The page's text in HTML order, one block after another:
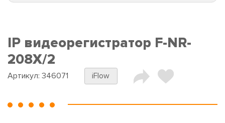
IP видеорегистратор F-NR-
208X/2
Артикул: 346071 iFlow